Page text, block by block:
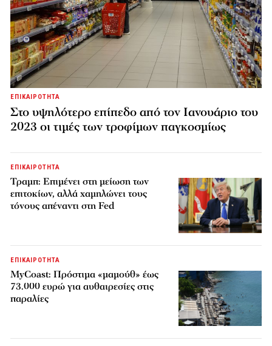
ΕΠΙΚΑΙΡΟΤΗΤΑ
Στο υψηλότερο επίπεδο από τον Ιανουάριο του
2023 οι τιμές των τροφίμων παγκοσμίως
ΕΠΙΚΑΙΡΟΤΗΤΑ
Τραμπ: Επιμένει στη μείωση των
επιτοκίων, αλλά χαμηλώνει τους
τόνους απέναντι στη Fed
ΕΠΙΚΑΙΡΟΤΗΤΑ
MyCoast: Πρόστιμα «μαμούθ» έως
73.000 ευρώ για αυθαιρεσίες στις
παραλίες